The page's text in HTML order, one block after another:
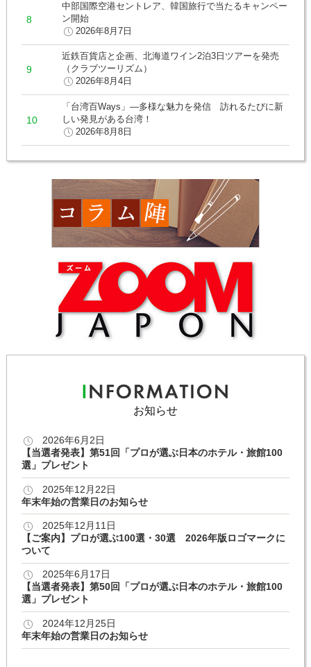
中部国際空港セントレア、韓国旅行で当たるキャンペー
ン開始
2026年8月7日
近鉄百貨店と企画、北海道ワイン2泊3日ツアーを発売
（クラブツーリズム）
2026年8月4日
「台湾百Ways」―多様な魅力を発信 訪れるたびに新
しい発見がある台湾！
2026年8月8日
お知らせ
2026年6月2日
【当選者発表】第51回「プロが選ぶ日本のホテル・旅館100
選」プレゼント
2025年12月22日
年末年始の営業日のお知らせ
2025年12月11日
【ご案内】プロが選ぶ100選・30選 2026年版ロゴマークに
ついて
2025年6月17日
【当選者発表】第50回「プロが選ぶ日本のホテル・旅館100
選」プレゼント
2024年12月25日
年末年始の営業日のお知らせ